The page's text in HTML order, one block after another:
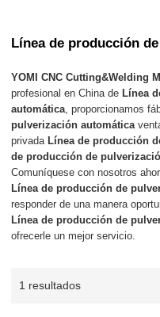
Línea de producción
YOMI CNC Cutting&Welding
profesional en China de Línea
automática , proporcionamos
pulverización automática
privada Línea de producción
de producción de
Comuníquese con nosotros
Línea de producción de
responder de una manera
Línea de producción de
ofrecerle un mejor servicio.
1 resultados